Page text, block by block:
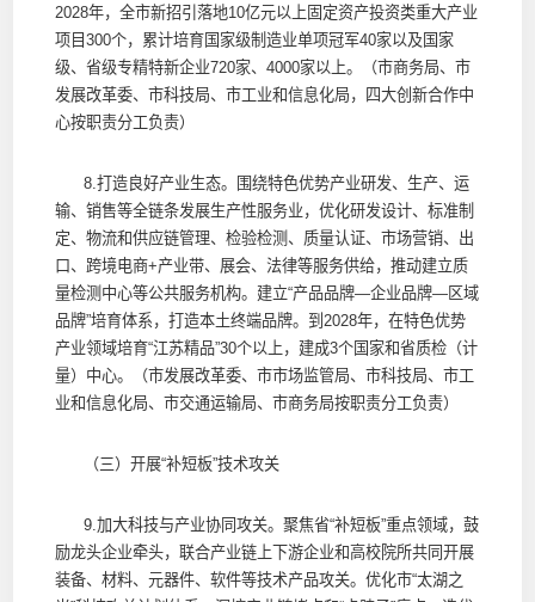
2028年，全市新招引落地10亿元以上固定资产投资类重大产业
项目300个，累计培育国家级制造业单项冠军40家以及国家
级、省级专精特新企业720家、4000家以上。（市商务局、市
发展改革委、市科技局、市工业和信息化局，四大创新合作中
心按职责分工负责）
8.打造良好产业生态。围绕特色优势产业研发、生产、运
输、销售等全链条发展生产性服务业，优化研发设计、标准制
定、物流和供应链管理、检验检测、质量认证、市场营销、出
口、跨境电商+产业带、展会、法律等服务供给，推动建立质
量检测中心等公共服务机构。建立“产品品牌—企业品牌—区域
品牌”培育体系，打造本土终端品牌。到2028年，在特色优势
产业领域培育“江苏精品”30个以上，建成3个国家和省质检（计
量）中心。（市发展改革委、市市场监管局、市科技局、市工
业和信息化局、市交通运输局、市商务局按职责分工负责）
（三）开展“补短板”技术攻关
9.加大科技与产业协同攻关。聚焦省“补短板”重点领域，鼓
励龙头企业牵头，联合产业链上下游企业和高校院所共同开展
装备、材料、元器件、软件等技术产品攻关。优化市“太湖之